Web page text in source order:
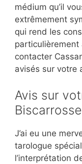
médium qu’il
extrêmement
qui rend les
particulièrement
contacter
avisés sur votre
Avis sur
Biscarrosse
J’ai eu une
tarologue
l’interprétation